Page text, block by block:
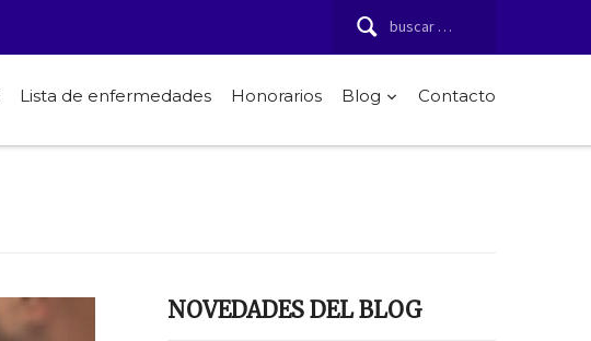
Buscar:
Lista de enfermedades Honorarios Blog Contacto
NOVEDADES DEL BLOG